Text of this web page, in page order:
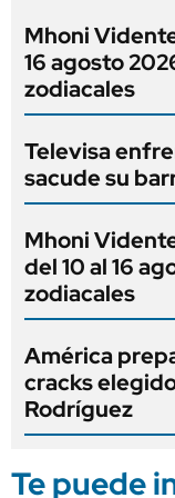
Mhoni
16 agosto
zodiacales
Televisa
sacude su
Mhoni
del 10 al 16
zodiacales
América
cracks
Rodríguez
Te puede